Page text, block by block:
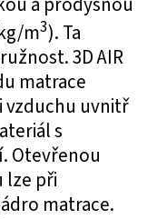
m3). Ta
3D AIR
matrace
vzduchu uvnitř
s
Otevřenou
při
matrace.